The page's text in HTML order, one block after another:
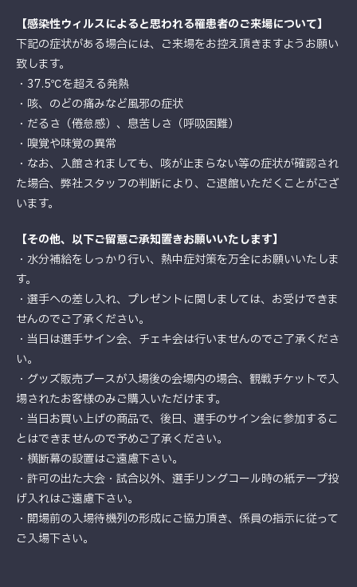
【感染性ウィルスによると思われる罹患者のご来場について】
下記の症状がある場合には、ご来場をお控え頂きますようお願い
致します。
・37.5℃を超える発熱
・咳、のどの痛みなど風邪の症状
・だるさ（倦怠感）、息苦しさ（呼吸困難）
・嗅覚や味覚の異常
・なお、入館されましても、咳が止まらない等の症状が確認され
た場合、弊社スタッフの判断により、ご退館いただくことがござ
います。
【その他、以下ご留意ご承知置きお願いいたします】
・水分補給をしっかり行い、熱中症対策を万全にお願いいたしま
す。
・選手への差し入れ、プレゼントに関しましては、お受けできま
せんのでご了承ください。
・当日は選手サイン会、チェキ会は行いませんのでご了承くださ
い。
・グッズ販売ブースが入場後の会場内の場合、観戦チケットで入
場されたお客様のみご購入いただけます。
・当日お買い上げの商品で、後日、選手のサイン会に参加するこ
とはできませんので予めご了承ください。
・横断幕の設置はご遠慮下さい。
・許可の出た大会・試合以外、選手リングコール時の紙テープ投
げ入れはご遠慮下さい。
・開場前の入場待機列の形成にご協力頂き、係員の指示に従って
ご入場下さい。